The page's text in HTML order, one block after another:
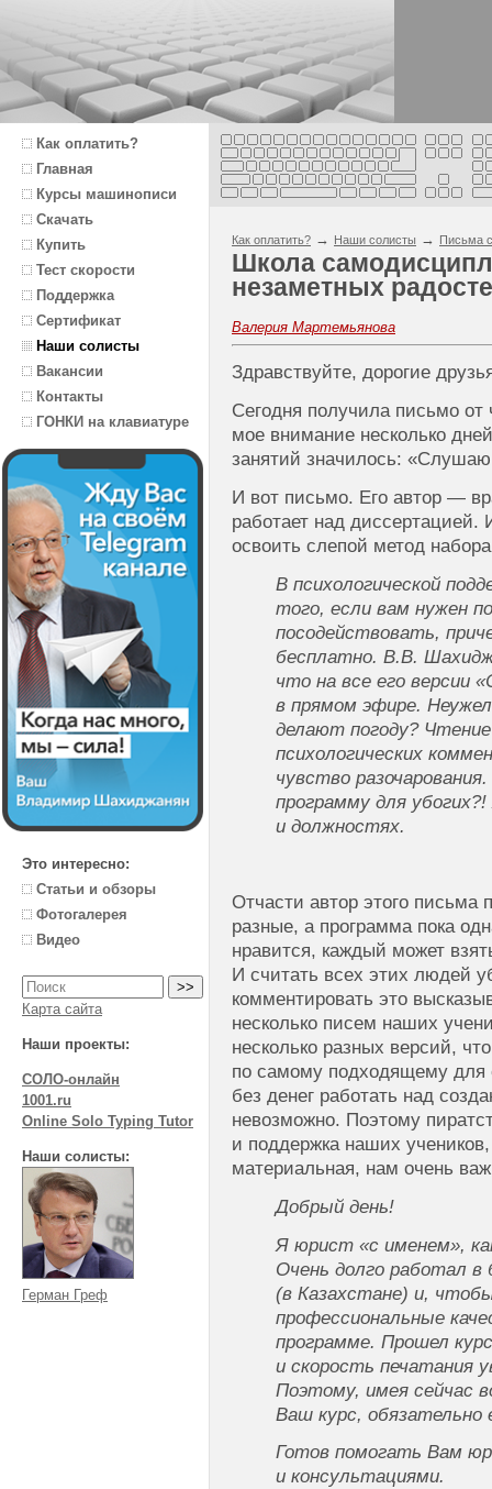
Как оплатить?
Главная
Курсы машинописи
Скачать
Купить
Тест скорости
Поддержка
Сертификат
Наши солисты
Вакансии
Контакты
ГОНКИ на клавиатуре
Это интересно:
Статьи и обзоры
Фотогалерея
Видео
Карта сайта
Наши проекты:
СОЛО-онлайн
1001.ru
Online Solo Typing Tutor
Наши солисты:
Герман Греф
Как оплатить? → Наши солисты → Письма
Школа
незаметных
Валерия Мартемьянова
Здравствуйте, дорогие
Сегодня получила письмо от
мое внимание несколько
занятий значилось:
И вот письмо. Его автор —
работает над
освоить слепой метод
В психологической
того, если вам нужен
посодействовать,
бесплатно. В.В.
что на все его версии
в прямом эфире.
делают погоду?
психологических
чувство
программу для
и должностях.
Отчасти автор этого письма
разные, а программа пока
нравится, каждый может
И считать всех этих людей
комментировать это
несколько писем наших
несколько разных версий,
по самому подходящему для
без денег работать над
невозможно. Поэтому
и поддержка наших
материальная, нам очень
Добрый день!
Я юрист «с именем»,
Очень долго работал в
(в Казахстане) и,
профессиональные
программе. Прошел
и скорость печатания
Поэтому, имея сейчас
Ваш курс, обязательно
Готов помогать Вам
и консультациями.